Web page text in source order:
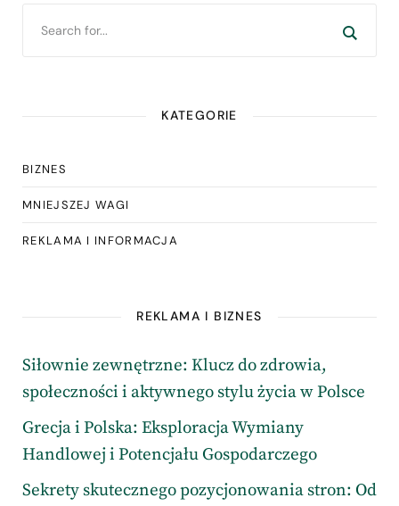
KATEGORIE
BIZNES
MNIEJSZEJ WAGI
REKLAMA I INFORMACJA
REKLAMA I BIZNES
Siłownie zewnętrzne: Klucz do zdrowia,
społeczności i aktywnego stylu życia w Polsce
Grecja i Polska: Eksploracja Wymiany
Handlowej i Potencjału Gospodarczego
Sekrety skutecznego pozycjonowania stron: Od